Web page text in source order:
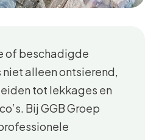
of beschadigde
niet alleen ontsierend,
tot lekkages en
Bij GGB Groep